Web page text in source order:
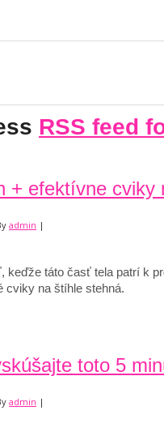
RSS feed
+ efektívne cviky
admin |
keďže táto časť tela patrí k
cviky na štíhle stehná.
toto 5
admin |